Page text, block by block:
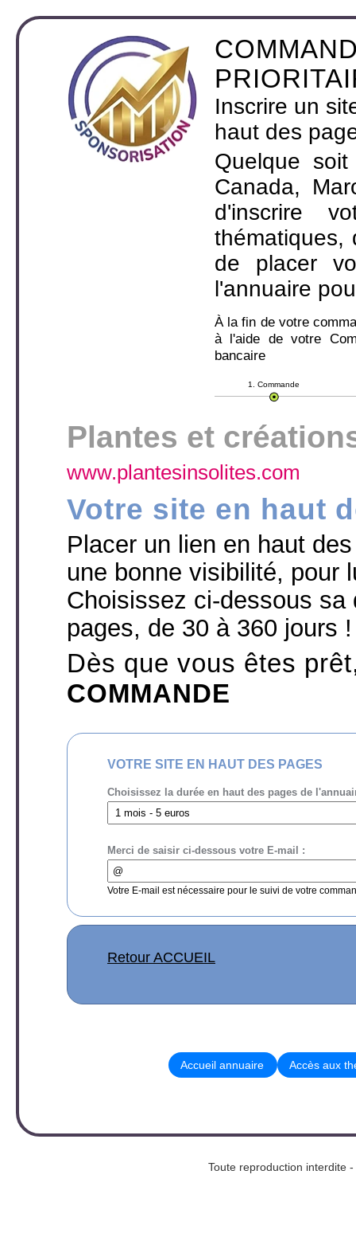
Inscrire un
haut des
Quelque
Canada,
d'inscrire
thématiques,
de placer
l'annuaire
À la fin de votre
à l'aide de votre
bancaire
1. Commande
Plantes et
www.plantesinsolites.com
Votre site en haut
Placer un lien en haut
une bonne visibilité, pour
Choisissez ci-dessous
pages, de 30 à 360 jours !
Dès que vous êtes
COMMANDE
VOTRE SITE EN HAUT DES PAGES
Choisissez la durée en haut des pages de
Merci de saisir ci-dessous votre E-mail :
Votre E-mail est nécessaire pour le suivi de votre
Retour ACCUEIL
Accueil annuaire Accès aux
Toute reproduction interdite